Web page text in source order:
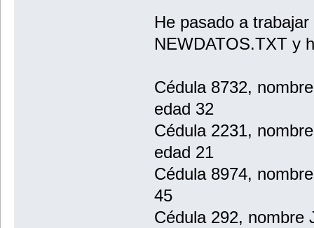
He pasado a
NEWDATOS.TXT y
Cédula 8732,
edad 32
Cédula 2231,
edad 21
Cédula 8974,
45
Cédula 292, nombre